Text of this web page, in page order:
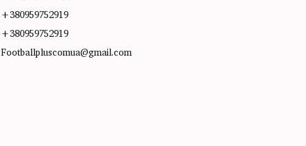
+380959752919
+380959752919
Footballpluscomua@gmail.com